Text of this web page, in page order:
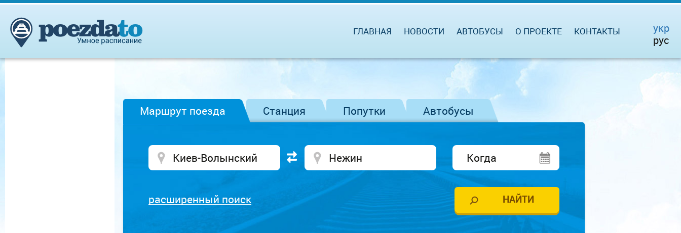
ГЛАВНАЯ НОВОСТИ АВТОБУСЫ О ПРОЕКТЕ КОНТАКТЫ
укр
рус
Маршрут поезда Станция Попутки Автобусы
расширенный поиск